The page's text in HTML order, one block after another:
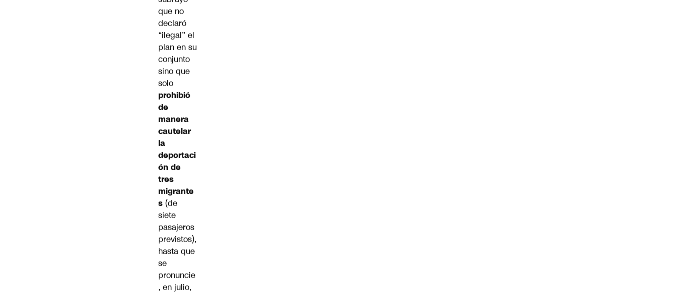
que no
declaró
“ilegal” el
plan en su
conjunto
sino que
solo
prohibió
de
manera
cautelar
la
deportaci
ón de
tres
migrante
s (de
siete
pasajeros
previstos),
hasta que
se
pronuncie
, en julio,